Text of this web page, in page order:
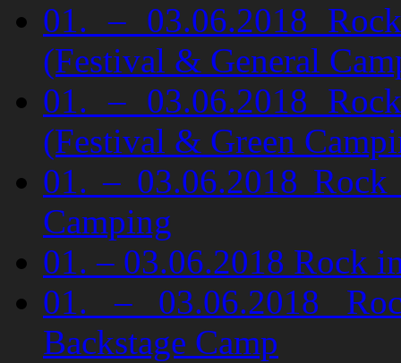
01. – 03.06.2018
(Festival & General
01. – 03.06.2018
(Festival & Green
01. – 03.06.2018
Camping
01. – 03.06.2018 Rock
01. – 03.06.2018
Backstage Camp